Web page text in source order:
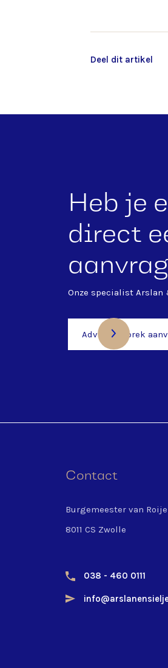
Deel dit artikel
Heb je
direct
Onze specialist Arslan
Adviesgesprek
Contact
Burgemeester van
8011 CS Zwolle
038 - 460 0111